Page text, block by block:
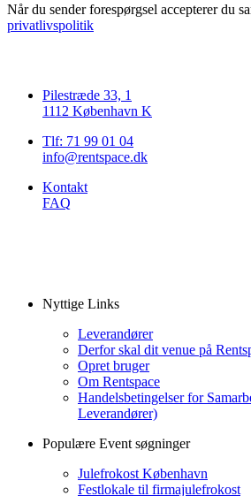
Når du sender forespørgsel accepterer du
privatlivspolitik
Pilestræde 33, 1
1112 København K
Tlf: 71 99 01 04
info@rentspace.dk
Kontakt
FAQ
Nyttige Links
Leverandører
Derfor skal dit venue på
Opret bruger
Om Rentspace
Handelsbetingelser for
Leverandører)
Populære Event søgninger
Julefrokost København
Festlokale til firmajulefrokost